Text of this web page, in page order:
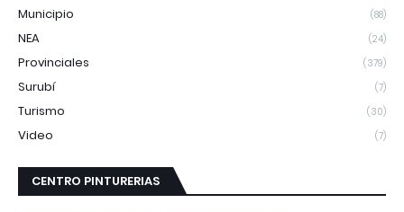
Municipio (88)
NEA (24)
Provinciales (379)
Surubí (7)
Turismo (30)
Video (7)
CENTRO PINTURERIAS